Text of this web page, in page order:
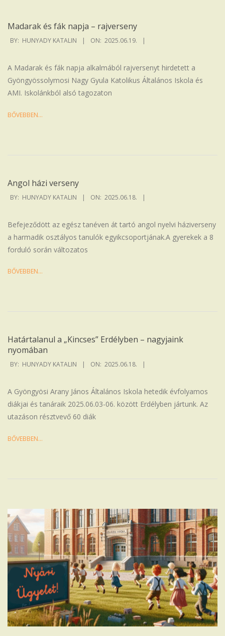
Madarak és fák napja – rajverseny
2025-
BY: HUNYADY KATALIN ON: 2025.06.19.
A Madarak és fák napja alkalmából rajversenyt hirdetett a
Gyöngyössolymosi Nagy Gyula Katolikus Általános Iskola és
AMI. Iskolánkból alsó tagozaton
BŐVEBBEN…
Angol házi verseny
2025-
BY: HUNYADY KATALIN ON: 2025.06.18.
Befejeződött az egész tanéven át tartó angol nyelvi háziverseny
a harmadik osztályos tanulók egyikcsoportjának.A gyerekek a 8
forduló során változatos
BŐVEBBEN…
Határtalanul a „Kincses” Erdélyben – nagyjaink
nyomában
2025-
BY: HUNYADY KATALIN ON: 2025.06.18.
A Gyöngyösi Arany János Általános Iskola hetedik évfolyamos
diákjai és tanáraik 2025.06.03-06. között Erdélyben jártunk. Az
utazáson résztvevő 60 diák
BŐVEBBEN…